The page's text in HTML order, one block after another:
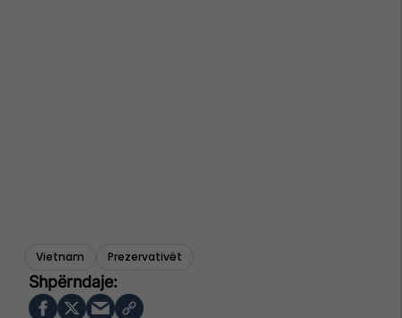
Vietnam Prezervativët